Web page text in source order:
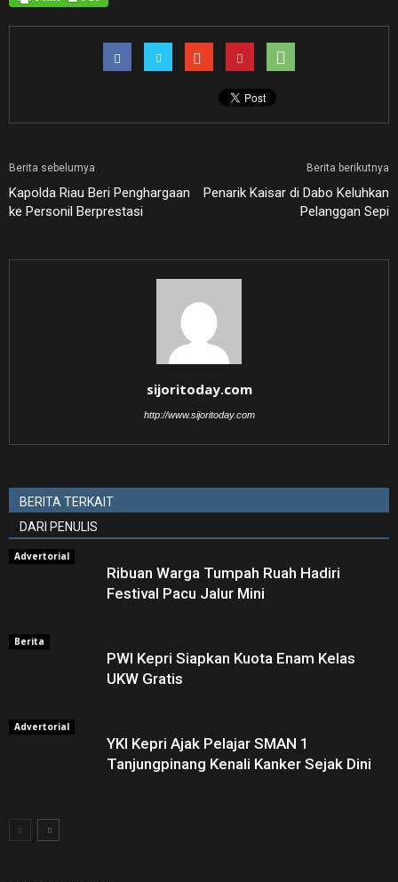
Berita sebelumya
Kapolda Riau Beri Penghargaan
ke Personil Berprestasi
Berita berikutnya
Penarik Kaisar di Dabo Keluhkan
Pelanggan Sepi
sijoritoday.com
http://www.sijoritoday.com
BERITA TERKAIT
DARI PENULIS
Advertorial
Ribuan Warga Tumpah Ruah Hadiri
Festival Pacu Jalur Mini
Berita
PWI Kepri Siapkan Kuota Enam Kelas
UKW Gratis
Advertorial
YKI Kepri Ajak Pelajar SMAN 1
Tanjungpinang Kenali Kanker Sejak Dini